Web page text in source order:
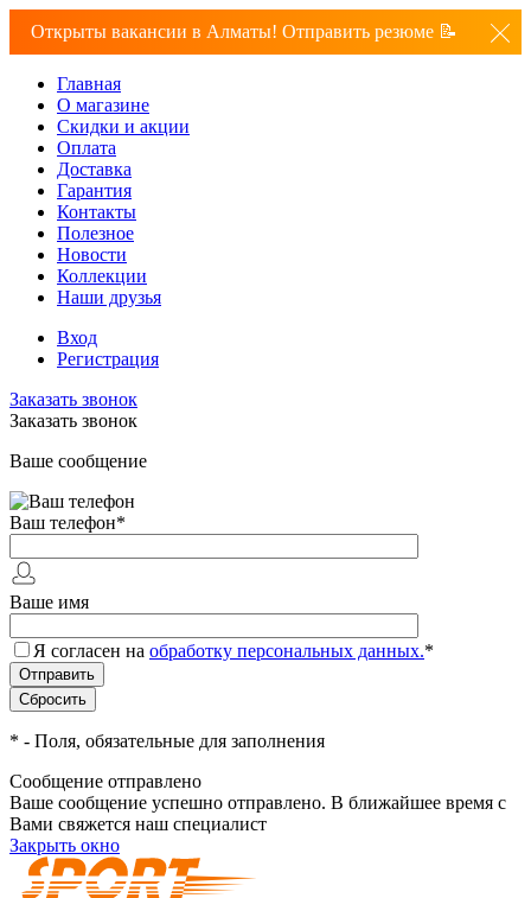
Открыты вакансии в Алматы! Отправить резюме 📝
Главная
О магазине
Скидки и акции
Оплата
Доставка
Гарантия
Контакты
Полезное
Новости
Коллекции
Наши друзья
Вход
Регистрация
Заказать звонок
Заказать звонок
Ваше сообщение
Ваш телефон*
Ваше имя
Я согласен на обработку персональных данных.*
* - Поля, обязательные для заполнения
Сообщение отправлено
Ваше сообщение успешно отправлено. В ближайшее время с
Вами свяжется наш специалист
Закрыть окно